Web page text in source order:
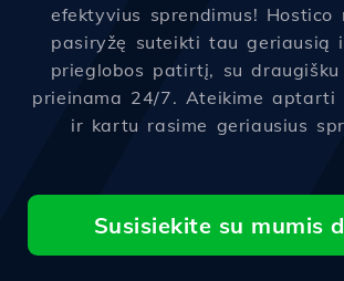
efektyvius sprendimus! Hostico
pasiryžę suteikti tau geriausią
prieglobos patirtį, su draugišku
prieinama 24/7. Ateikime aptarti
ir kartu rasime geriausius
Susisiekite su mumis